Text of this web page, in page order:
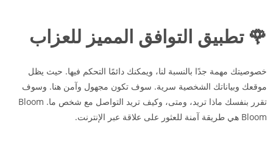
🌹 تطبيق التوافق المميز للعزاب
خصوصيتك مهمة جدًا بالنسبة لنا، ويمكنك دائمًا التحكم فيها. حيث يظل
موقعك وبياناتك الشخصية سرية. سوف تكون مجهول وآمن هنا. وسوف
تقرر بنفسك ماذا تريد، ومتى، وكيف تريد التواصل مع شخص ما. Bloom
Bloom هي طريقة آمنة للعثور على علاقة عبر الإنترنت.